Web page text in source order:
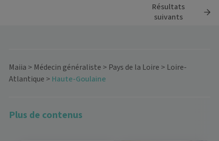
Résultats
suivants
Maiia > Médecin généraliste > Pays de la Loire > Loire-
Atlantique > Haute-Goulaine
Plus de contenus